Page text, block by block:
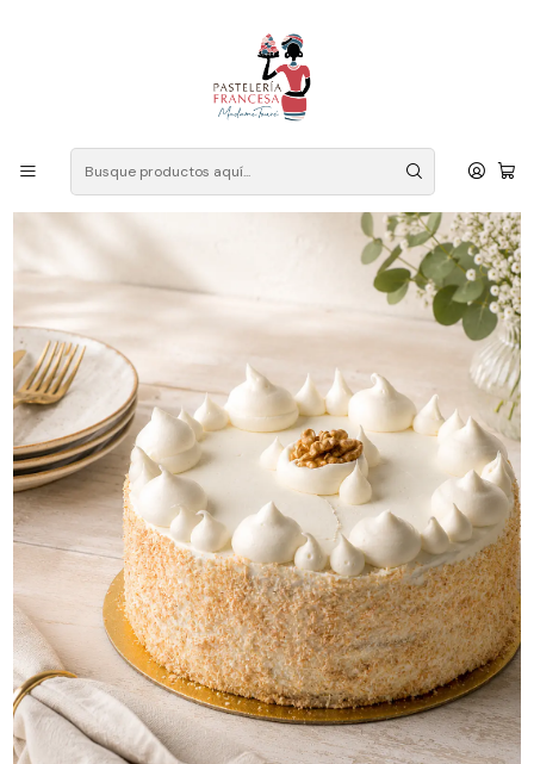
Providencia, Lo Barnechea, Peñalolen, La Florida, Macul, Santiago
Centro. Contacto mensaje WhatsApp: +56 946834602
Nuez Torta de Zanahoria (Carrot Cake)